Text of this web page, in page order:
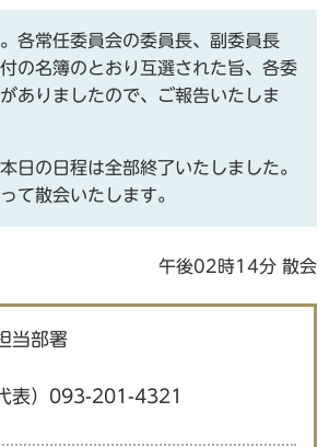
各常任委員会の委員長、副委員長
の名簿のとおり互選された旨、各委
ありましたので、ご報告いたしま
日の日程は全部終了いたしました。
て散会いたします。
午後02時14分 散会
当部署
表）093-201-4321